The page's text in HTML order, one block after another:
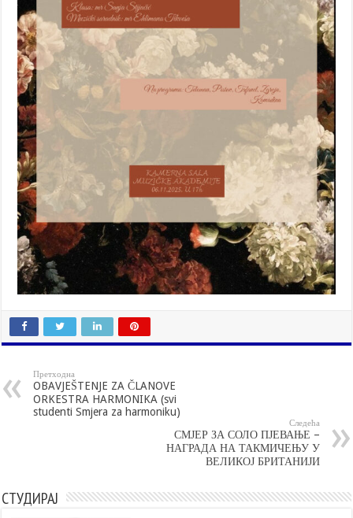
Претходна
OBAVJEŠTENJE ZA ČLANOVE
ORKESTRA HARMONIKA (svi
studenti Smjera za harmoniku)
Следећа
СМЈЕР ЗА СОЛО ПЈЕВАЊЕ –
НАГРАДА НА ТАКМИЧЕЊУ У
ВЕЛИКОЈ БРИТАНИЈИ
СТУДИРАЈ